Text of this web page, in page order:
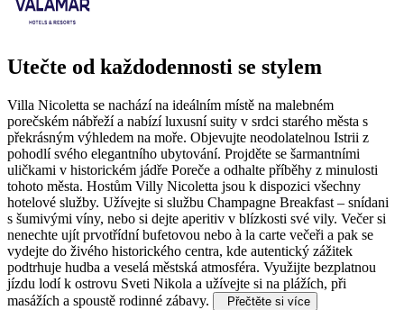
Utečte od každodennosti se stylem
Villa Nicoletta se nachází na ideálním místě na malebném
porečském nábřeží a nabízí luxusní suity v srdci starého města s
překrásným výhledem na moře. Objevujte neodolatelnou Istrii z
pohodlí svého elegantního ubytování. Projděte se šarmantními
uličkami v historickém jádře Poreče a odhalte příběhy z minulosti
tohoto města. Hostům Villy Nicoletta jsou k dispozici všechny
hotelové služby. Užívejte si službu Champagne Breakfast – snídani
s šumivými víny, nebo si dejte aperitiv v blízkosti své vily. Večer si
nenechte ujít prvotřídní bufetovou nebo à la carte večeři a pak se
vydejte do živého historického centra, kde autentický zážitek
podtrhuje hudba a veselá městská atmosféra. Využijte bezplatnou
jízdu lodí k ostrovu Sveti Nikola a užívejte si na plážích, při
masážích a spoustě rodinné zábavy.
Přečtěte si více